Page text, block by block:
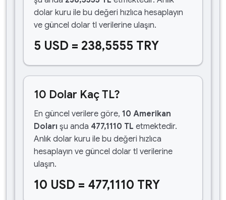
dolar kuru ile bu değeri hızlıca hesaplayın
ve güncel dolar tl verilerine ulaşın.
5 USD = 238,5555 TRY
10 Dolar Kaç TL?
En güncel verilere göre, 10 Amerikan
Doları şu anda 477,1110 TL etmektedir.
Anlık dolar kuru ile bu değeri hızlıca
hesaplayın ve güncel dolar tl verilerine
ulaşın.
10 USD = 477,1110 TRY